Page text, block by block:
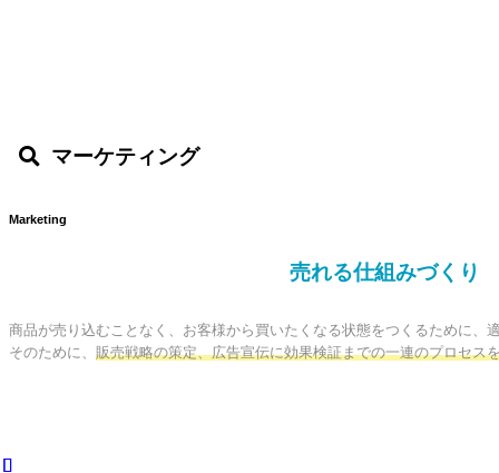
マーケティング
Marketing
売れる仕組みづくり
商品が売り込むことなく、お客様から買いたくなる状態をつくるために
そのために、 販売戦略の策定、広告宣伝に効果検証までの一連のプロセス